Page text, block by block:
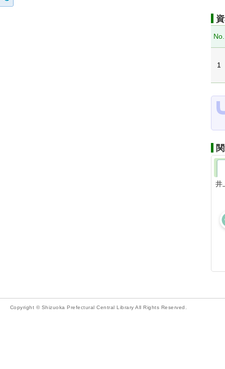
No.
1
井
Copyright © Shizuoka Prefectural Central Library All Rights Reserved.